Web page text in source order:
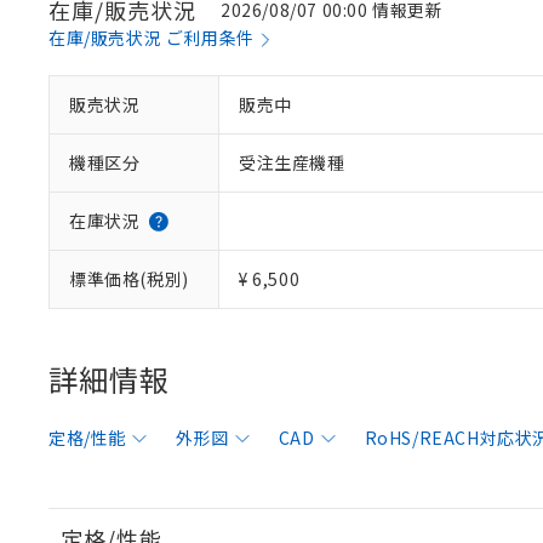
在庫/販売状況
2026/08/07 00:00 情報更新
在庫/販売状況 ご利用条件
販売状況 販売中
機種区分 受注生産機種
在庫状況
標準価格(税別) ¥ 6,500
詳細情報
定格/性能 外形図 CAD RoHS/REACH対応状